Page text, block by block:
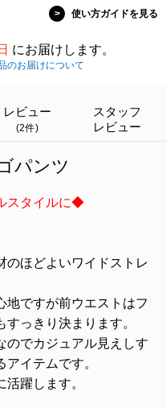
> 使い方ガイドを見る
にお届けします。
のお届けについて
レビュー
(2件)
スタッフ
レビュー
パンツ
スタイルに◆
のほどよいワイドストレ
地ですが前ウエストはフ
っきり決まります。
のでカジュアル見えしす
イテムです。
躍します。